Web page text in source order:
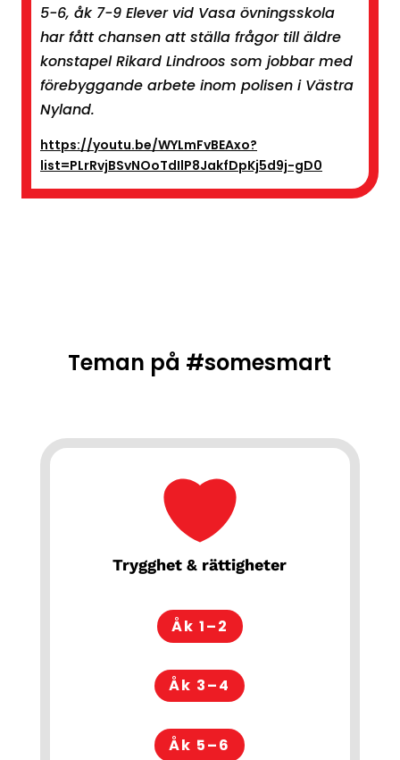
5-6, åk 7-9 Elever vid Vasa övningsskola
har fått chansen att ställa frågor till äldre
konstapel Rikard Lindroos som jobbar med
förebyggande arbete inom polisen i Västra
Nyland.
https://youtu.be/WYLmFvBEAxo?
list=PLrRvjBSvNOoTdIlP8JakfDpKj5d9j-gD0
Teman på #somesmart
Trygghet & rättigheter
Åk 1–2
Åk 3–4
Åk 5–6